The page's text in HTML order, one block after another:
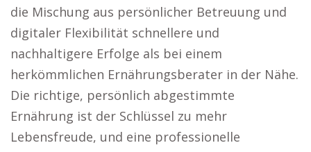
die Mischung aus persönlicher Betreuung und
digitaler Flexibilität schnellere und
nachhaltigere Erfolge als bei einem
herkömmlichen Ernährungsberater in der Nähe.
Die richtige, persönlich abgestimmte
Ernährung ist der Schlüssel zu mehr
Lebensfreude, und eine professionelle